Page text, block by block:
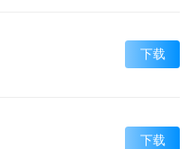
下载
下载